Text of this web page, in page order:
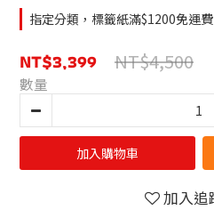
指定分類，標籤紙滿$1200免運
NT$3,399 NT$4,500
數量
加入購物車
加入追